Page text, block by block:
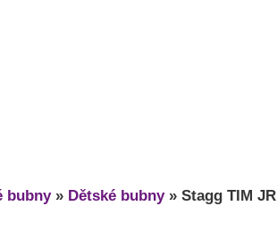
bubny» Dětské bubny» Stagg TIM JR